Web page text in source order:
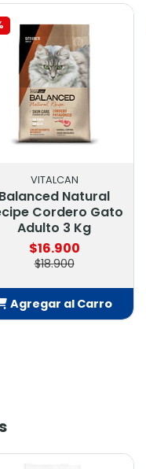
VITALCAN
Balanced Natural
Cordero Gato
Adulto 3 Kg
$16.900
$18.900
Agregar al Carro